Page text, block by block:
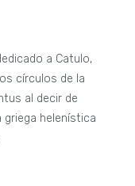
a Catulo,
círculos de la
al decir de
griega helenística